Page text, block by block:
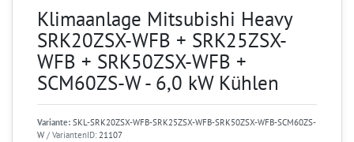
Klimaanlage Mitsubishi Heavy
SRK20ZSX-WFB + SRK25ZSX-
WFB + SRK50ZSX-WFB +
SCM60ZS-W - 6,0 kW Kühlen
Variante: SKL-SRK20ZSX-WFB-SRK25ZSX-WFB-SRK50ZSX-WFB-SCM60ZS-
W / VariantenID: 21107